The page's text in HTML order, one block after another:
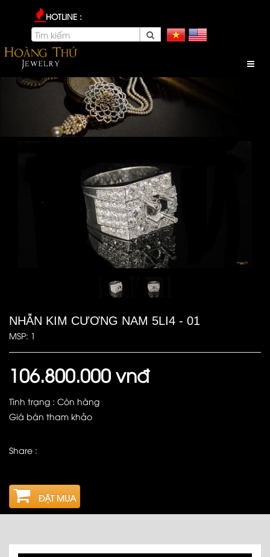
HOTLINE :
NHẪN KIM CƯƠNG NAM 5LI4 - 01
MSP: 1
106.800.000 vnđ
Tình trạng : Còn hàng
Giá bán tham khảo
Share :
ĐẶT MUA